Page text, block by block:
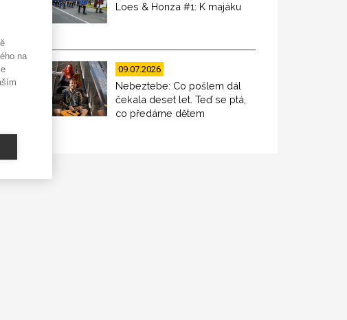
Loes & Honza #1: K majáku
09.07.2026
Nebeztebe: Co pošlem dál
čekala deset let. Teď se ptá,
co předáme dětem
na